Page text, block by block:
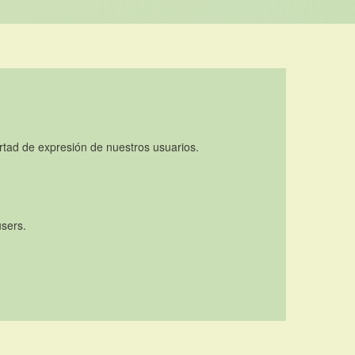
de expresión de nuestros usuarios.